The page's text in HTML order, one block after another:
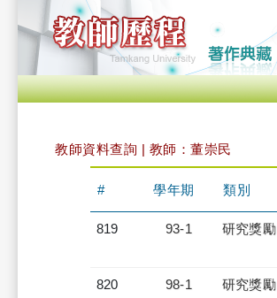
教師資料查詢 | 教師：董崇民
# 學年期 類別
819 93-1 研究獎勵
820 98-1 研究獎勵